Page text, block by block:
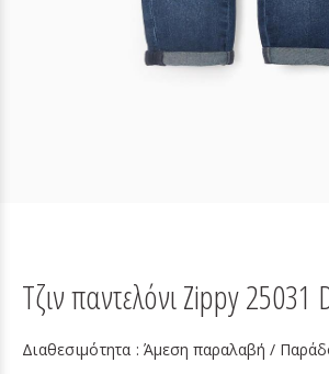
Τζιν παντελόνι Zippy 25031
Διαθεσιμότητα :Άμεση παραλαβή /